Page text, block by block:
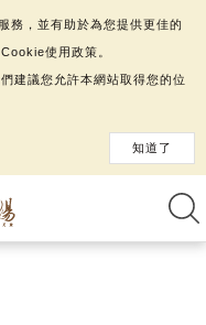
務，並有助於為您提供更佳的
使用政策。
建議您允許本網站取得您的位
知道了